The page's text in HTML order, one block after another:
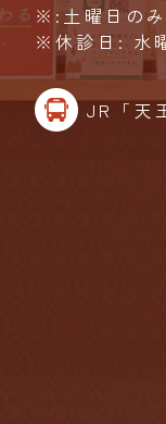
※:土曜日の
※休診日: 水
JR「天